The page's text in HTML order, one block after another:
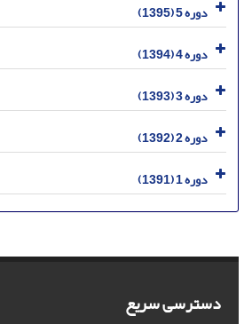
دوره 5 (1395)
دوره 4 (1394)
دوره 3 (1393)
دوره 2 (1392)
دوره 1 (1391)
دسترسی سریع